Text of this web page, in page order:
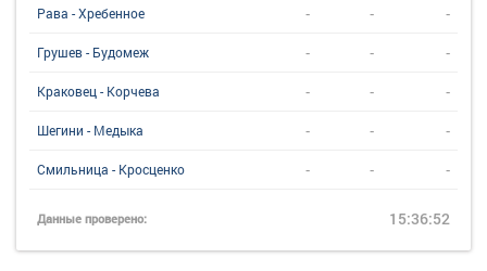
Рава - Хребенное - - -
Грушев - Будомеж - - -
Краковец - Корчева - - -
Шегини - Медыка - - -
Смильница - Кросценко - - -
Данные проверено: 15:36:52